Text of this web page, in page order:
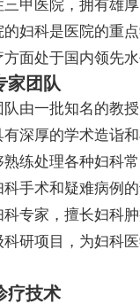
甲医院，拥有雄
妇科是医院的重
面处于国内领先水
家团队
由一批知名的教
深厚的学术造诣和
练处理各种妇科
手术和疑难病例
专家，擅长妇科
研项目，为妇科
疗技术